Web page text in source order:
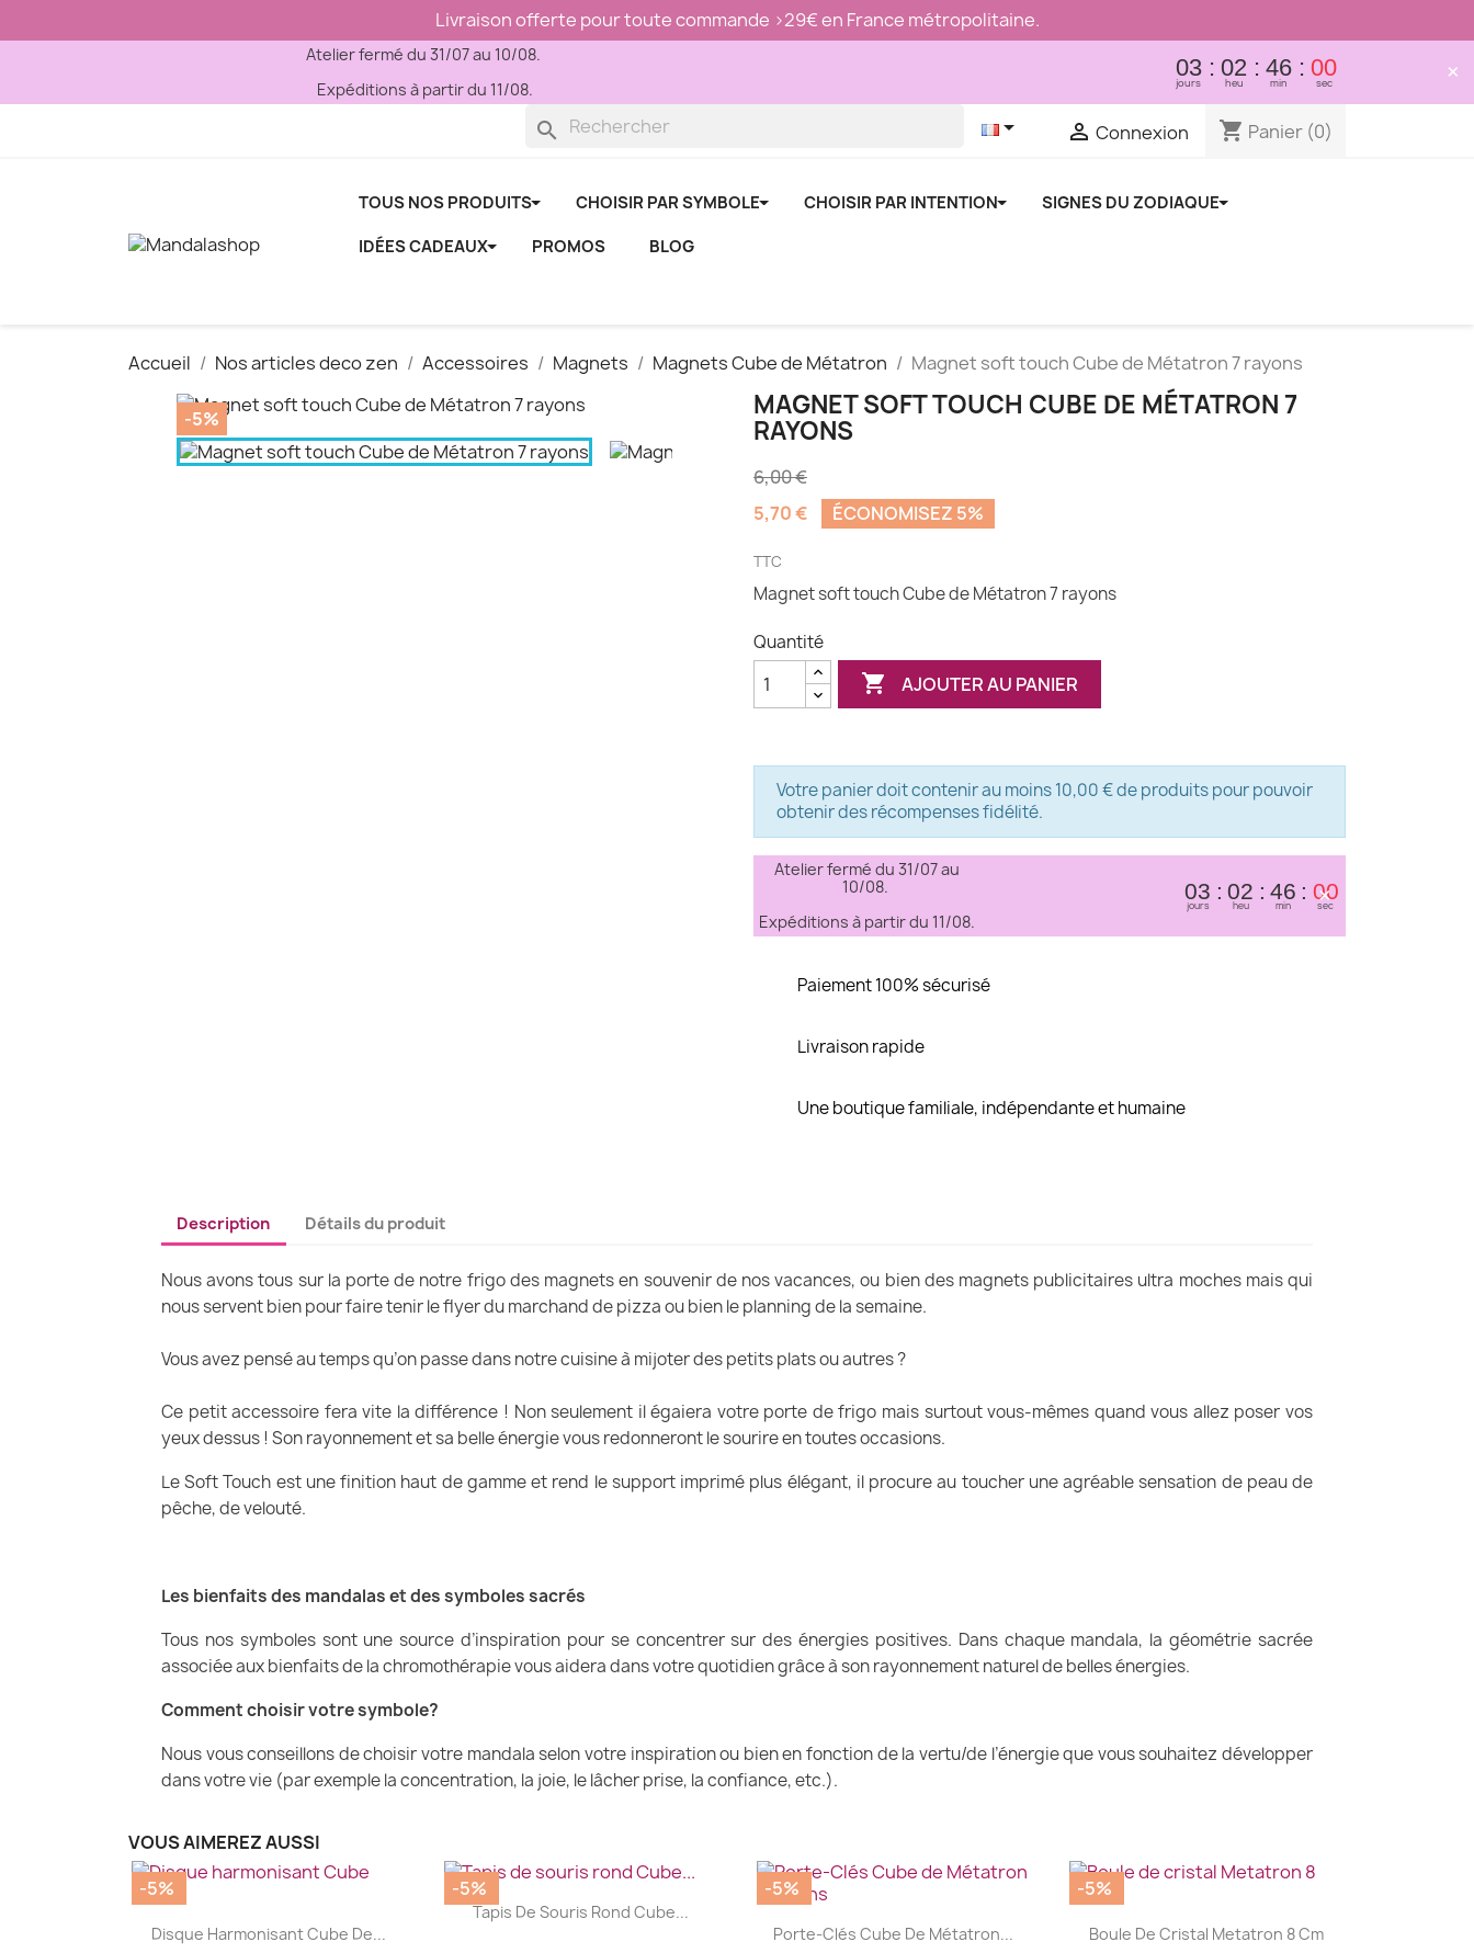
Livraison offerte pour toute commande >29€ en France métropolitaine.
Atelier fermé du 31/07 au 10/08.
Expéditions à partir du 11/08.
03
jours
02
heu
46
min
00
sec ×
search   Connexion shopping_cart Panier (0)
TOUS NOS PRODUITS CHOISIR PAR SYMBOLE CHOISIR PAR INTENTION
SIGNES DU ZODIAQUE
IDÉES CADEAUX
PROMOS BLOG
Accueil Nos articles deco zen Accessoires Magnets Magnets Cube de Métatron Magnet soft touch Cube de Métatron 7 rayons
-5%
MAGNET SOFT TOUCH CUBE DE MÉTATRON 7
RAYONS
6,00 €
5,70 €
ÉCONOMISEZ 5%
TTC
Magnet soft touch Cube de Métatron 7 rayons
Quantité
 AJOUTER AU PANIER
Votre panier doit contenir au moins 10,00 € de produits pour pouvoir
obtenir des récompenses fidélité.
Atelier fermé du 31/07 au
10/08.
Expéditions à partir du 11/08.
03
jours
02
heu
46
min
00
sec
×
Paiement 100% sécurisé
Livraison rapide
Une boutique familiale, indépendante et humaine
Description Détails du produit
Nous avons tous sur la porte de notre frigo des magnets en souvenir de nos vacances, ou bien des magnets publicitaires ultra moches mais qui
nous servent bien pour faire tenir le flyer du marchand de pizza ou bien le planning de la semaine.
Vous avez pensé au temps qu’on passe dans notre cuisine à mijoter des petits plats ou autres ?
Ce petit accessoire fera vite la différence ! Non seulement il égaiera votre porte de frigo mais surtout vous-mêmes quand vous allez poser vos
yeux dessus ! Son rayonnement et sa belle énergie vous redonneront le sourire en toutes occasions.
Le Soft Touch est une finition haut de gamme et rend le support imprimé plus élégant, il procure au toucher une agréable sensation de peau de
pêche, de velouté.
Les bienfaits des mandalas et des symboles sacrés
Tous nos symboles sont une source d’inspiration pour se concentrer sur des énergies positives. Dans chaque mandala, la géométrie sacrée
associée aux bienfaits de la chromothérapie vous aidera dans votre quotidien grâce à son rayonnement naturel de belles énergies.
Comment choisir votre symbole?
Nous vous conseillons de choisir votre mandala selon votre inspiration ou bien en fonction de la vertu/de l’énergie que vous souhaitez développer
dans votre vie (par exemple la concentration, la joie, le lâcher prise, la confiance, etc.).
VOUS AIMEREZ AUSSI
| 
Disque Harmonisant Cube De...
-5%
| 
Tapis De Souris Rond Cube...
-5%
| 
Porte-Clés Cube De Métatron...
-5%
| 
Boule De Cristal Metatron 8 Cm
-5%